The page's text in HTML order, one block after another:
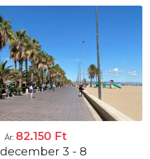
Ár: 82.150 Ft
december 3 - 8